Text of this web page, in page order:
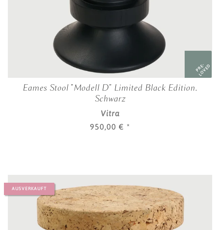
PRE-
LOVED
Eames Stool "Modell D" Limited Black Edition.
Schwarz
Vitra
950,00 € *
AUSVERKAUFT